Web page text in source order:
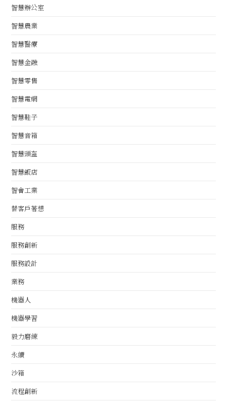
智慧辦公室
智慧農業
智慧醫療
智慧金融
智慧零售
智慧電網
智慧鞋子
智慧音箱
智慧頭盔
智慧飯店
智會工業
替客戶著想
服務
服務創新
服務設計
業務
機器人
機器學習
毅力磨練
永續
沙箱
流程創新